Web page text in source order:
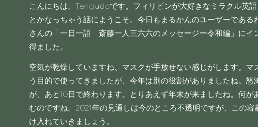
こんにちは、Tengudoです。フィリピンが大好きなミラクル英
とかなっちゃう話にようこそ。今日もまるかんのユーザーである
さんの「一日一語 斎藤一人三六六のメッセージー令和編」にイ
得ました。
空気が乾燥していますね、マスクが手放せない感じがします。マ
う目的で使ってきましたが、今年は別の役割がありましたね。怒
が、あと10日で終わります。とりあえず年末が来ましたね。何が
むのですね。2021年の見通しは今のところ不透明ですが、この容
け入れていきましょう。